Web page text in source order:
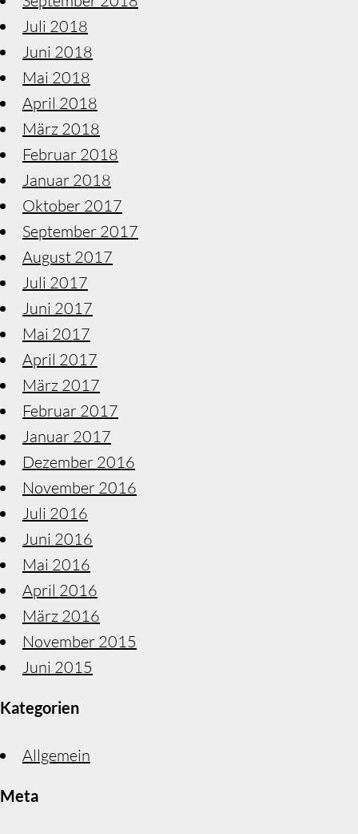
Juli 2018
Juni 2018
Mai 2018
April 2018
März 2018
Februar 2018
Januar 2018
Oktober 2017
September 2017
August 2017
Juli 2017
Juni 2017
Mai 2017
April 2017
März 2017
Februar 2017
Januar 2017
Dezember 2016
November 2016
Juli 2016
Juni 2016
Mai 2016
April 2016
März 2016
November 2015
Juni 2015
Kategorien
Allgemein
Meta